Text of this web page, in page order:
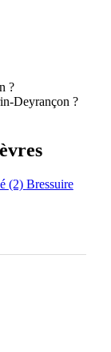
?
Deyrançon ?
(2) Bressuire